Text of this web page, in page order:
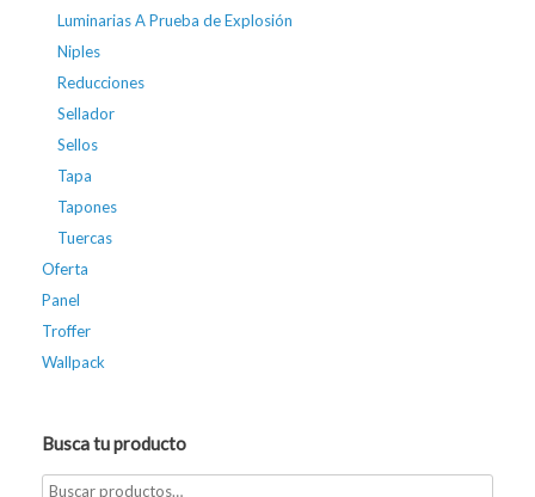
Luminarias A Prueba de Explosión
Niples
Reducciones
Sellador
Sellos
Tapa
Tapones
Tuercas
Oferta
Panel
Troffer
Wallpack
Busca tu producto